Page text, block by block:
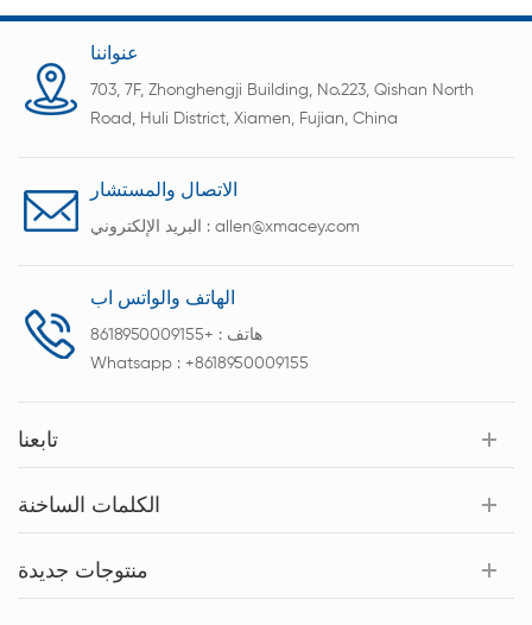
عنواننا
703, 7F, Zhonghengji Building, No.223, Qishan North
Road, Huli District, Xiamen, Fujian, China
الاتصال والمستشار
البريد الإلكتروني : allen@xmacey.com
الهاتف والواتس اب
هاتف : +8618950009155
Whatsapp : +8618950009155
تابعنا
الكلمات الساخنة
منتوجات جديدة